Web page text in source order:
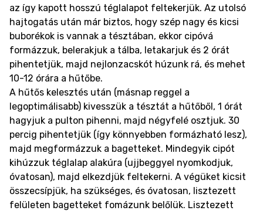
az így kapott hosszú téglalapot feltekerjük. Az utolsó
hajtogatás után már biztos, hogy szép nagy és kicsi
buborékok is vannak a tésztában, ekkor cipóvá
formázzuk, belerakjuk a tálba, letakarjuk és 2 órát
pihentetjük, majd nejlonzacskót húzunk rá, és mehet
10-12 órára a hűtőbe.
A hűtős kelesztés után (másnap reggel a
legoptimálisabb) kivesszük a tésztát a hűtőből, 1 órát
hagyjuk a pulton pihenni, majd négyfelé osztjuk. 30
percig pihentetjük (így könnyebben formázható lesz),
majd megformázzuk a bagetteket. Mindegyik cipót
kihúzzuk téglalap alakúra (ujjbeggyel nyomkodjuk,
óvatosan), majd elkezdjük feltekerni. A végüket kicsit
összecsípjük, ha szükséges, és óvatosan, lisztezett
felületen bagetteket fomázunk belőlük. Lisztezett